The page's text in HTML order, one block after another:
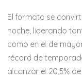
El formato se
noche, liderando
como en el de
récord de
alcanzar el 20,5%